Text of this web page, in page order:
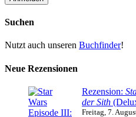
Suchen
Nutzt auch unseren Buchfinder!
Neue Rezensionen
Rezension:
der Sith
Freitag, 7.